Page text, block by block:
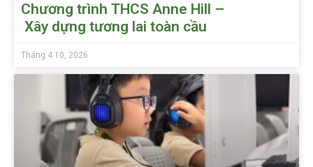
Chương trình THCS Anne Hill –
Xây dựng tương lai toàn cầu
Tháng 4 10, 2026